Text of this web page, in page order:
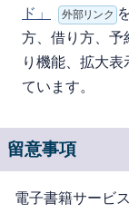
ド」
外部リンク
方、借り方、予
り機能、拡大
ています。
留意事項
電子書籍サービ